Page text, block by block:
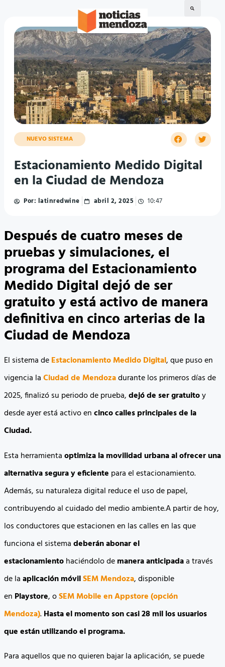
NUEVO SISTEMA
Estacionamiento Medido Digital
en la Ciudad de Mendoza
Por: latinredwine abril 2, 2025 10:47
Después de cuatro meses de
pruebas y simulaciones, el
programa del Estacionamiento
Medido Digital dejó de ser
gratuito y está activo de manera
definitiva en cinco arterias de la
Ciudad de Mendoza
El sistema deEstacionamiento Medido Digital, que puso en
vigencia laCiudad de Mendozadurante los primeros días de
2025, finalizó su periodo de prueba,dejó de ser gratuitoy
desde ayer está activo encinco calles principales de la
Ciudad.
Esta herramientaoptimiza la movilidad urbana al ofrecer una
alternativa segura y eficiente para el estacionamiento.
Además, su naturaleza digital reduce el uso de papel,
contribuyendo al cuidado del medio ambiente.A partir de hoy,
los conductores que estacionen en las calles en las que
funciona el sistemadeberán abonar el
estacionamientohaciéndolo demanera anticipadaa través
de laaplicación móvilSEM Mendoza, disponible
en Playstore, oSEM Mobile enAppstore (opción
Mendoza).Hasta el momento son casi 28 mil los usuarios
que están utilizando el programa.
Para aquellos que no quieren bajar la aplicación, se puede